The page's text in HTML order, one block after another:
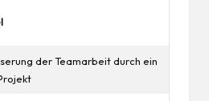
der Teamarbeit durch ein